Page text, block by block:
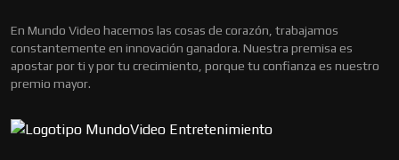
En Mundo Video hacemos las cosas de corazón, trabajamos
constantemente en innovación ganadora. Nuestra premisa es
apostar por ti y por tu crecimiento, porque tu confianza es nuestro
premio mayor.